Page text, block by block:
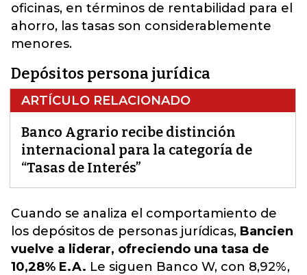
oficinas, en términos de rentabilidad para el
ahorro, las tasas son considerablemente
menores.
Depósitos persona jurídica
ARTÍCULO RELACIONADO
Banco Agrario recibe distinción
internacional para la categoría de
“Tasas de Interés”
Cuando se analiza el comportamiento de
los depósitos de personas jurídicas, Bancien
vuelve a liderar, ofreciendo una tasa de
10,28% E.A. Le siguen Banco W, con 8,92%,